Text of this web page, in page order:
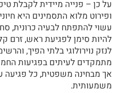
על כן – פנייה מיידית לקבלת
ופירוט מלוא התסמינים היא
עשוי להתפתח לבעיה כרונית,
להיות סימן לפגיעת ראש, זרם
לנזק נוירולוגי בלתי הפיך,
מתמקדים לעיתים בפגיעות
אך מבחינה משפטית, כל פגיעה
משמעותית.